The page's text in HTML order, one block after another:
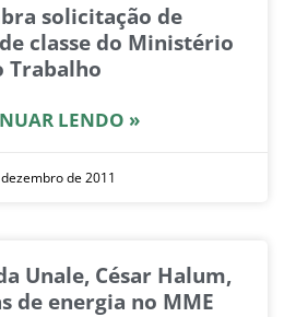
solicitação de
classe do Ministério
Trabalho
LENDO »
de 2011
Unale, César Halum,
de energia no MME